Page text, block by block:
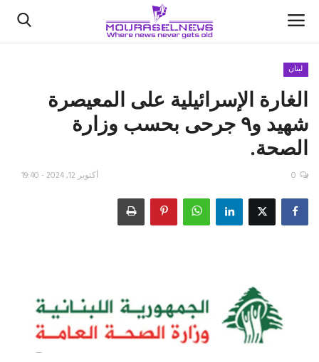
الأخبار
كتّابنا
السعودية
اقتصاد
لبنان
الغارة الإسرائيلية على المعيصرة
شهيد و٩ جرحى بحسب وزارة
الصحة.
أكتوبر 12, 2024 - 19:40 0